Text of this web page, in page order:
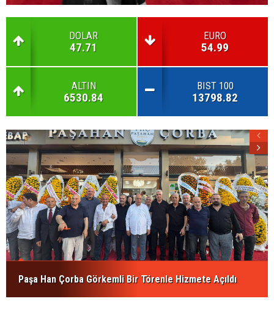
DOLAR
47.71
EURO
54.99
ALTIN
6530.84
BIST 100
13798.82
Paşa Han Çorba Görkemli Bir Törenle Hizmete Açıldı